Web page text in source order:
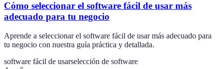
Cómo seleccionar el software fácil de usar más
adecuado para tu negocio
Aprende a seleccionar el software fácil de usar más adecuado para
tu negocio con nuestra guía práctica y detallada.
software fácil de usarselección de software